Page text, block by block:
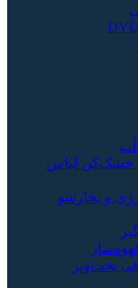
آب
خشک‌کن لباس
و بخارشو
پخت‌وپز